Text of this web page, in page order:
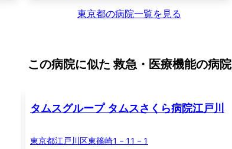
東京都の病院一覧を見る
この病院に似た 救急・医療機能の病院
タムスグループ タムスさくら病院江戸川
東京都江戸川区東篠崎1－11－1